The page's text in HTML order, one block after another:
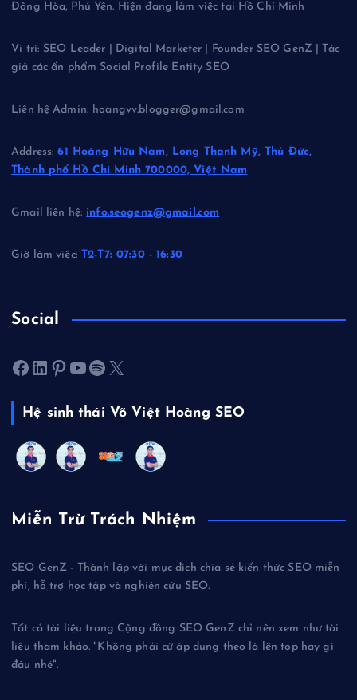
Đông Hòa, Phú Yên. Hiện đang làm việc tại Hồ Chí Minh
Vị trí: SEO Leader | Digital Marketer | Founder SEO GenZ | Tác
giả các ấn phẩm Social Profile Entity SEO
Liên hệ Admin: hoangvv.blogger@gmail.com
Address:61 Hoàng Hữu Nam, Long Thạnh Mỹ, Thủ Đức,
Thành phố Hồ Chí Minh 700000, Việt Nam
Gmail liên hệ: info.seogenz@gmail.com
Giờ làm việc:T2-T7: 07:30 - 16:30
Social
Facebook LinkedIn Pinterest Youtube Spotify X
Hệ sinh thái Võ Việt Hoàng SEO
Miễn Trừ Trách Nhiệm
SEO GenZ - Thành lập với mục đích chia sẻ kiến thức SEO miễn
phí, hỗ trợ học tập và nghiên cứu SEO.
Tất cả tài liệu trong Cộng đồng SEO GenZ chỉ nên xem như tài
liệu tham khảo. "Không phải cứ áp dụng theo là lên top hay gì
đâu nhé".